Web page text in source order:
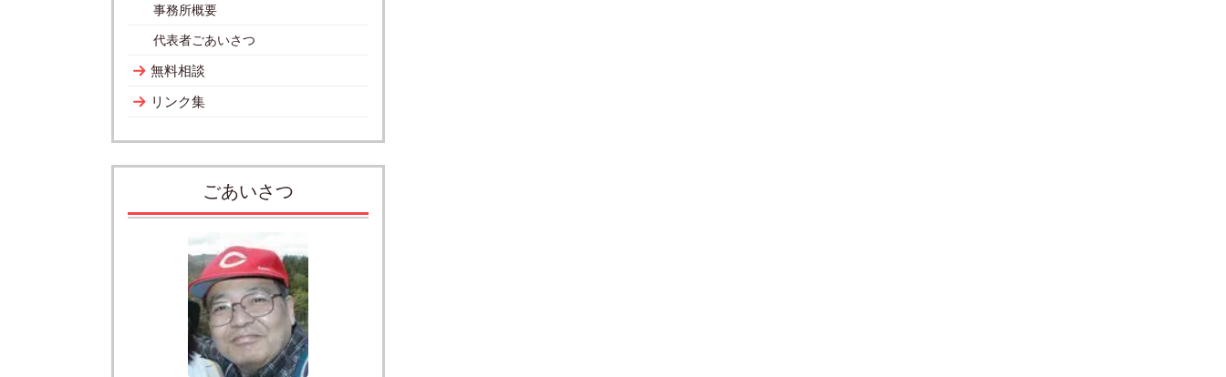
事務所概要
代表者ごあいさつ
無料相談
リンク集
ごあいさつ